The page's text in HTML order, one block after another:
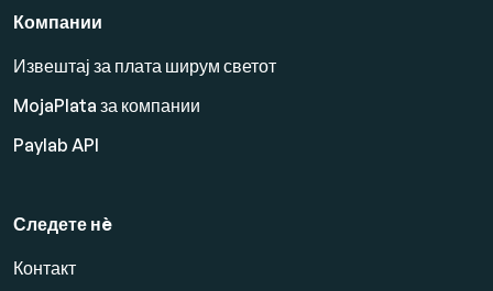
Компании
Извештај за плата ширум светот
MojaPlata за компании
Paylab API
Следете нè
Контакт